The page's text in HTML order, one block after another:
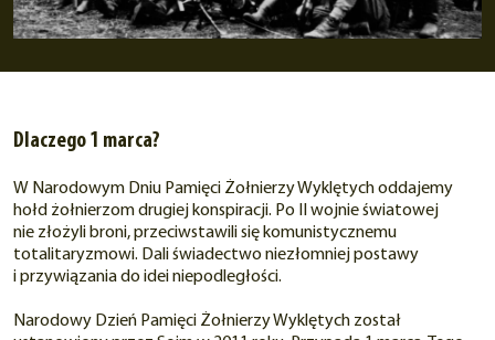
Dlaczego 1 marca?
W Narodowym Dniu Pamięci Żołnierzy Wyklętych oddajemy
hołd żołnierzom drugiej konspiracji. Po II wojnie światowej
nie złożyli broni, przeciwstawili się komunistycznemu
totalitaryzmowi. Dali świadectwo niezłomniej postawy
i przywiązania do idei niepodległości.
Narodowy Dzień Pamięci Żołnierzy Wyklętych został